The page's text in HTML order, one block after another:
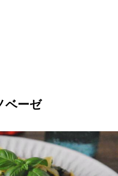
ベーゼ